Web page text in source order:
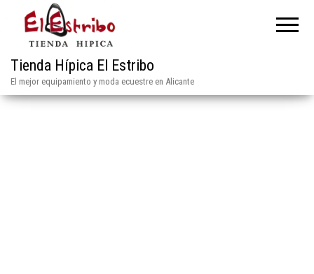
Tienda Hípica El Estribo
El mejor equipamiento y moda ecuestre en Alicante